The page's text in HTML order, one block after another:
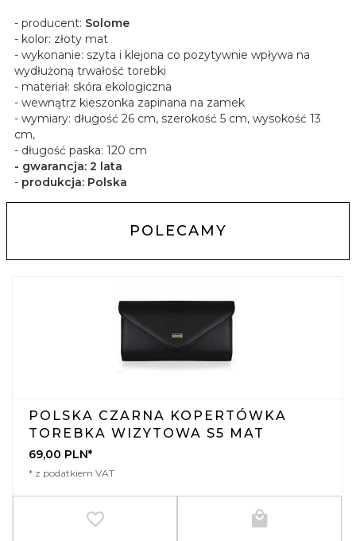
- producent: Solome
- kolor: złoty mat
- wykonanie: szyta i klejona co pozytywnie wpływa na
wydłużoną trwałość torebki
- materiał: skóra ekologiczna
- wewnątrz kieszonka zapinana na zamek
- wymiary: długość 26 cm, szerokość 5 cm, wysokość 13
cm,
- długość paska: 120 cm
- gwarancja: 2 lata
- produkcja: Polska
POLECAMY
POLSKA CZARNA KOPERTÓWKA
TOREBKA WIZYTOWA S5 MAT
69,00 PLN*
* z podatkiem VAT